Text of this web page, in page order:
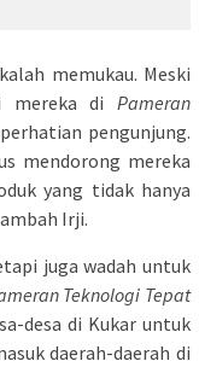
memukau. Meski
mereka di Pameran
pengunjung.
mendorong mereka
yang tidak hanya
Irji.
juga wadah untuk
Teknologi Tepat
desa di Kukar untuk
daerah-daerah di